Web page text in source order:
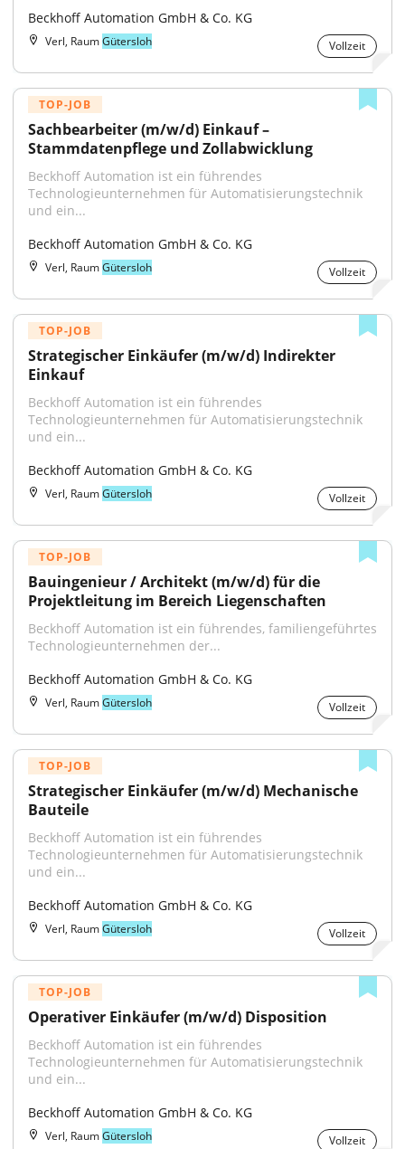
Beckhoff Automation GmbH & Co. KG
Verl, RaumGütersloh Vollzeit
TOP-JOB
Sachbearbeiter (m/w/d) Einkauf –
Stammdatenpflege und Zollabwicklung
Beckhoff Automation ist ein führendes
Technologieunternehmen für Automatisierungstechnik
und ein...
Beckhoff Automation GmbH & Co. KG
Verl, RaumGütersloh Vollzeit
TOP-JOB
Strategischer Einkäufer (m/w/d) Indirekter
Einkauf
Beckhoff Automation ist ein führendes
Technologieunternehmen für Automatisierungstechnik
und ein...
Beckhoff Automation GmbH & Co. KG
Verl, RaumGütersloh Vollzeit
TOP-JOB
Bauingenieur / Architekt (m/w/d) für die
Projektleitung im Bereich Liegenschaften
Beckhoff Automation ist ein führendes, familiengeführtes
Technologieunternehmen der...
Beckhoff Automation GmbH & Co. KG
Verl, RaumGütersloh Vollzeit
TOP-JOB
Strategischer Einkäufer (m/w/d) Mechanische
Bauteile
Beckhoff Automation ist ein führendes
Technologieunternehmen für Automatisierungstechnik
und ein...
Beckhoff Automation GmbH & Co. KG
Verl, RaumGütersloh Vollzeit
TOP-JOB
Operativer Einkäufer (m/w/d) Disposition
Beckhoff Automation ist ein führendes
Technologieunternehmen für Automatisierungstechnik
und ein...
Beckhoff Automation GmbH & Co. KG
Verl, RaumGütersloh Vollzeit